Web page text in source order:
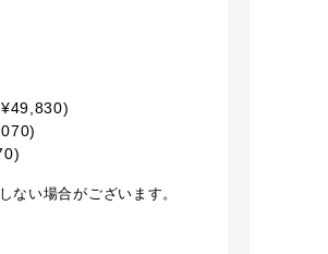
ない場合がございます。